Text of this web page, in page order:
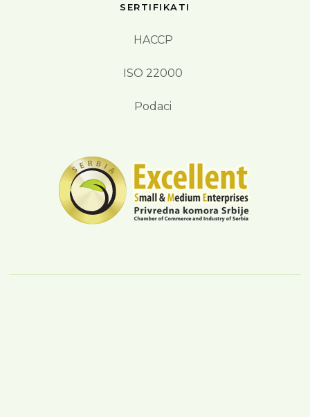
SERTIFIKATI
HACCP
ISO 22000
Podaci